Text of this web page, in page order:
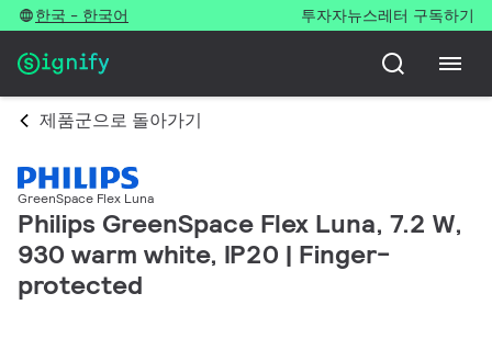
한국 - 한국어 투자자뉴스레터 구독하기
제품군으로 돌아가기
GreenSpace Flex Luna
Philips GreenSpace Flex Luna, 7.2 W,
930 warm white, IP20 | Finger-
protected